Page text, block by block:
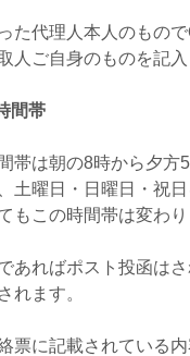
た代理人本人のもの
人ご自身のものを記入
間帯
帯は朝の8時から夕
土曜日・日曜日・祝
もこの時間帯は変わり
あればポスト投函は
れます。
票に記載されている